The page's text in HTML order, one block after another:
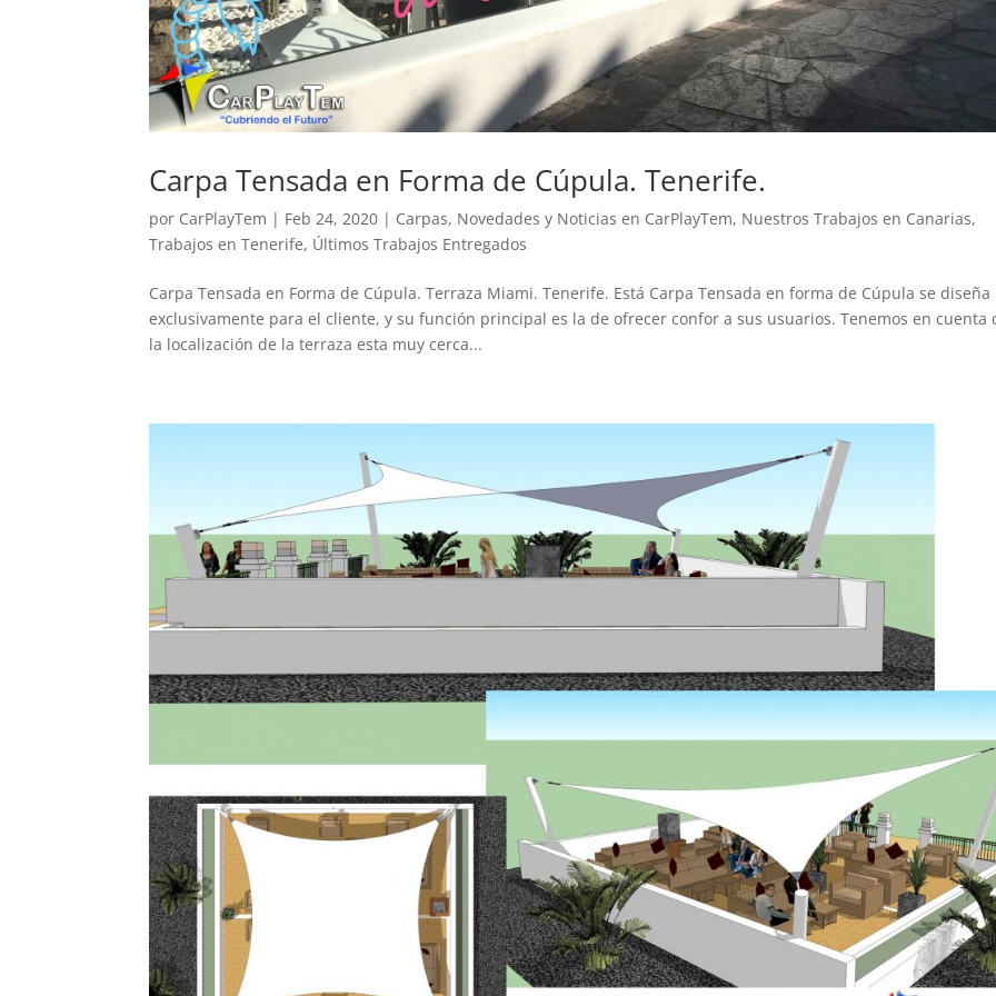
Carpa Tensada en Forma de Cúpula. Tenerife.
por CarPlayTem | Feb 24, 2020 | Carpas, Novedades y Noticias en CarPlayTem, Nuestros Trabajos en Canarias,
Trabajos en Tenerife, Últimos Trabajos Entregados
Carpa Tensada en Forma de Cúpula. Terraza Miami. Tenerife. Está Carpa Tensada en forma de Cúpula se diseña
exclusivamente para el cliente, y su función principal es la de ofrecer confor a sus usuarios. Tenemos en cuenta
la localización de la terraza esta muy cerca...